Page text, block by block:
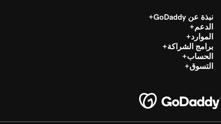
نبذة عن GoDaddy
الدعم
الموارد
برامج الشراكة
الحساب
التسوق